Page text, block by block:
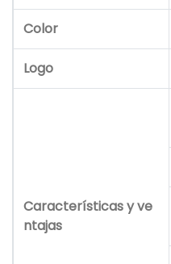
Color
Logo
Características y ve
ntajas